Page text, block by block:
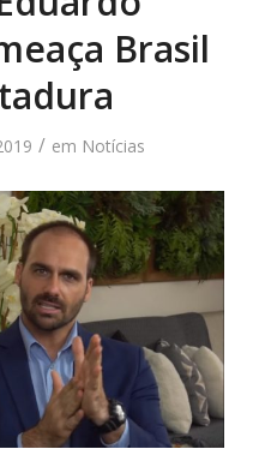
Brasil
/ em Notícias